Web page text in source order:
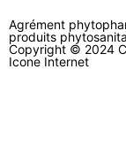
Agrément
produits
Copyright © 2024
Icone Internet